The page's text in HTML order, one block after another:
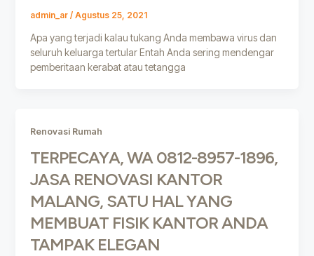
admin_ar / Agustus 25, 2021
Apa yang terjadi kalau tukang Anda membawa virus dan
seluruh keluarga tertular Entah Anda sering mendengar
pemberitaan kerabat atau tetangga
Renovasi Rumah
TERPECAYA, WA 0812-8957-1896,
JASA RENOVASI KANTOR
MALANG, SATU HAL YANG
MEMBUAT FISIK KANTOR ANDA
TAMPAK ELEGAN